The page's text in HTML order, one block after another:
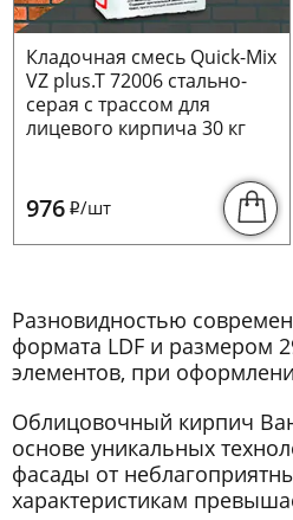
Кладочная смесь Quick-Mix
VZ plus.T 72006 стально-
серая с трассом для
лицевого кирпича 30 кг
976 i/шт
Разновидностью
формата LDF и размером
элементов, при
Облицовочный кирпич
основе уникальных
фасады от
характеристикам